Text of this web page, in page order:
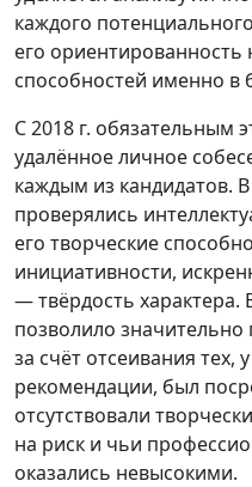
каждого
его
способностей именно в
С 2018 г. обязательным
удалённое личное
каждым из кандидатов.
проверялись
его творческие
инициативности,
— твёрдость характера.
позволило значительно
за счёт отсеивания тех,
рекомендации, был
отсутствовали
на риск и чьи
оказались невысокими.